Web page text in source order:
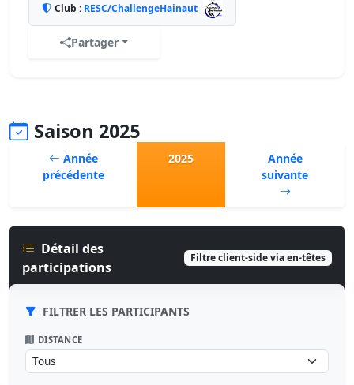
Club : RESC/ChallengeHainaut
Partager
Saison 2025
Année
précédente
2025
Année
suivante
Détail des
participations
Filtre client-side via en-têtes
FILTRER LES PARTICIPANTS
DISTANCE